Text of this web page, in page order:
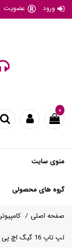
ورود عضویت
۰
منوی سایت
گروه های محصولی
صفحه اصلی
لپ تاپ 16 گیگ اچ پی مدل ELITEBOOK 840 G8 (استوک)